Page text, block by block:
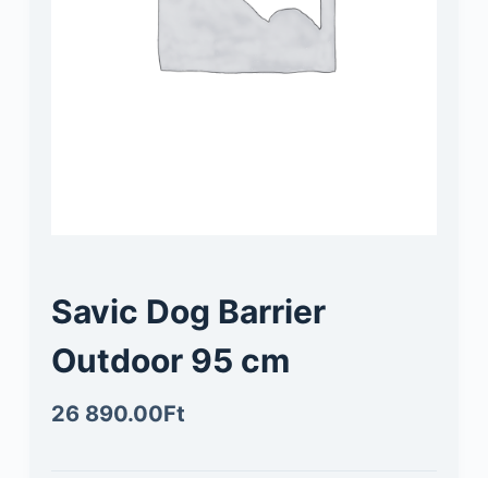
Savic Dog Barrier
Outdoor 95 cm
26 890.00Ft